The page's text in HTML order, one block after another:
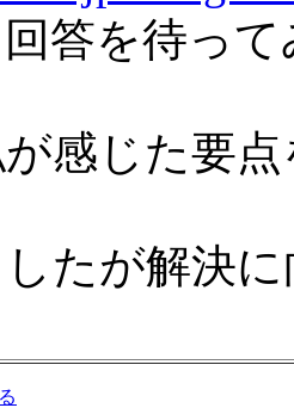
答を待っ
感じた要
たが解決